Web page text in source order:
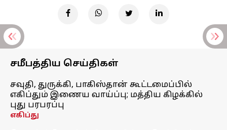
சமீபத்திய செய்திகள்
சவுதி, துருக்கி, பாகிஸ்தான் கூட்டமைப்பில்
எகிப்தும் இணைய வாய்ப்பு; மத்திய கிழக்கில்
புது பரபரப்பு
எகிப்து